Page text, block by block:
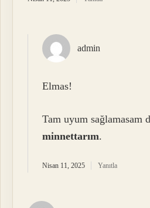
admin
Elmas!
Tam uyum sağlamasam
minnettarım.
Nisan 11, 2025 Yanıtla